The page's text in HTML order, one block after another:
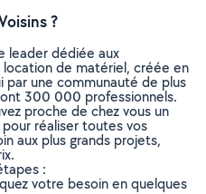
?
leader dédiée aux
de matériel, créée en
par une communauté de plus
300 000 professionnels.
proche de chez vous un
réaliser toutes vos
aux plus grands projets,
:
votre besoin en quelques